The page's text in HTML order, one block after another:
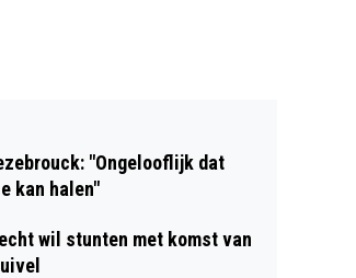
"Ongelooflijk dat
kan halen"
wil stunten met komst van